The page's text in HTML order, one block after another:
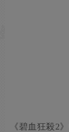
《碧血狂殺2